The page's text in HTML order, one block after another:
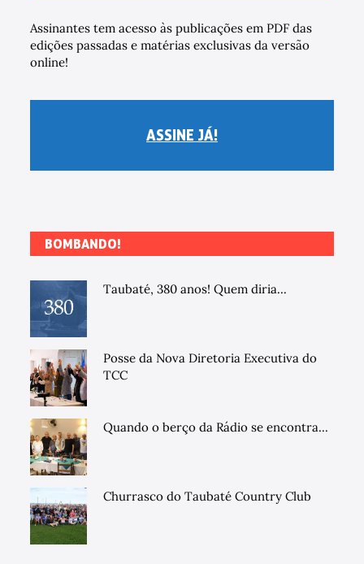
Assinantes tem acesso às publicações em PDF das
edições passadas e matérias exclusivas da versão
online!
ASSINE JÁ!
BOMBANDO!
Taubaté, 380 anos! Quem diria...
Posse da Nova Diretoria Executiva do
TCC
Quando o berço da Rádio se encontra...
Churrasco do Taubaté Country Club